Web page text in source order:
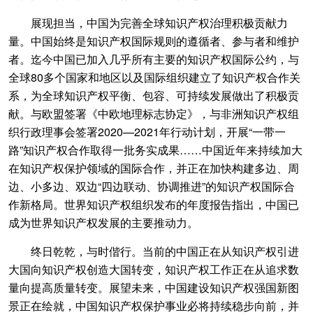
展现担当，中国为完善全球知识产权治理积极贡献力
量。中国始终是知识产权国际规则的遵循者、参与者和维护
者。迄今中国已加入几乎所有主要的知识产权国际公约，与
全球80多个国家和地区以及国际组织建立了知识产权合作关
系，为全球知识产权平衡、包容、可持续发展做出了积极贡
献。与欧盟签署《中欧地理标志协定》，与非洲知识产权组
织行政理事会签署2020—2021年行动计划，开展“一带一
路”知识产权合作取得一批务实成果……中国近年来持续加大
在知识产权保护领域的国际合作，并正在加快构建多边、周
边、小多边、双边“四边联动、协调推进”的知识产权国际合
作新格局。世界知识产权组织发布的年度报告指出，中国已
成为世界知识产权发展的主要推动力。
终日乾乾，与时偕行。当前的中国正在从知识产权引进
大国向知识产权创造大国转变，知识产权工作正在从追求数
量向提高质量转变。展望未来，中国建设知识产权强国新图
景正在绘就，中国知识产权保护事业必将持续稳步向前，并